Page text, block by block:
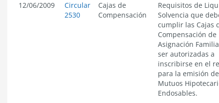
12/06/2009
Circular
2530
Cajas de
Compensación
Requisitos de
Solvencia que
cumplir las Cajas
Compensación de
Asignación
ser autorizadas a
inscribirse en el
para la emisión de
Mutuos
Endosables.